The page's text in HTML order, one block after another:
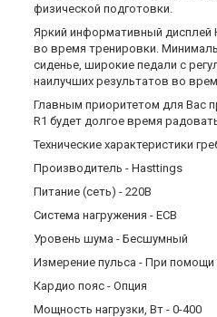
физической подготовки.
Яркий информативный дисплей
во время тренировки.
сиденье, широкие педали с
наилучших результатов во
Главным приоритетом для Вас
R1 будет долгое время
Технические характеристики
Производитель - Hasttings
Питание (сеть) - 220В
Система нагружения - ECB
Уровень шума - Бесшумный
Измерение пульса - При помощи
Кардио пояс - Опция
Мощность нагрузки, Вт - 0-400